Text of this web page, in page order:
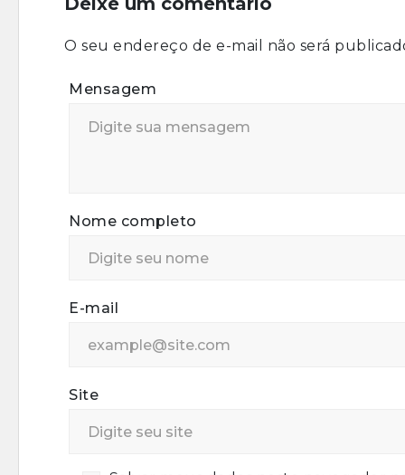
O seu endereço de e-mail não será
Mensagem
Nome completo
E-mail
Site